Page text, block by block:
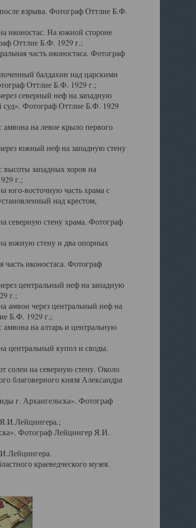
взрыва. Фотограф Оттлие Б.Ф.
иконостас. На южной стороне
Оттлие Б.Ф. 1929 г.;
часть иконостаса. Фотограф
балдахин над царскими
Оттлие Б.Ф. 1929 г.;
северный неф на западную
Фотограф Оттлие Б.Ф. 1929
на левое крыло первого
южный неф на западную стену
западных хоров на
г.;
юго-восточную часть храма с
над крестом,
северную стену храма. Фотограф
южную стену и два опорных
иконостаса. Фотограф
центральный неф на западную
г.;
амвон через центральный неф на
Б.Ф. 1929 г.;
на алтарь и центральную
центральный купол и своды.
на северную стену. Около
благоверного князя Александра
г. Архангельска». Фотограф
Фотограф Лейцингер Я.И.
краеведческого музея.